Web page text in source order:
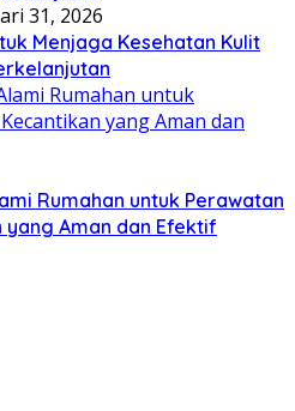
31, 2026
Menjaga Kesehatan Kulit
Rumahan untuk Perawatan
yang Aman dan Efektif